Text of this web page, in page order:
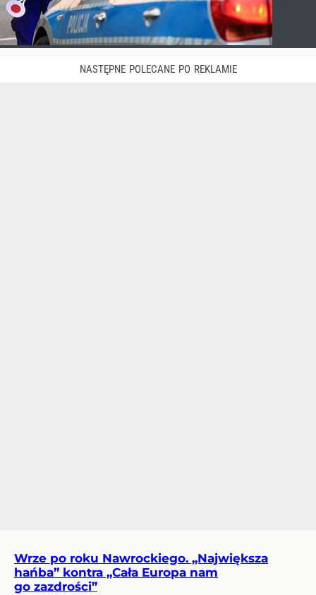
Wrze po roku Nawrockiego. „Największa
hańba” kontra „Cała Europa nam
go zazdrości”